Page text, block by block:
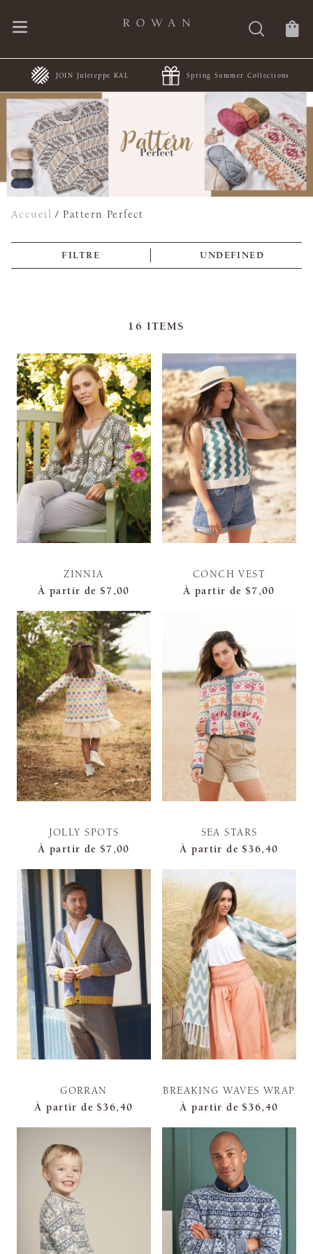
JOIN Juleteppe KAL Spring Summer Collections
Accueil /Pattern Perfect
FILTRE UNDEFINED
16 ITEMS
ZINNIA
À partir de $7,00
CONCH VEST
À partir de $7,00
JOLLY SPOTS
À partir de $7,00
SEA STARS
À partir de $36,40
GORRAN
À partir de $36,40
BREAKING WAVES WRAP
À partir de $36,40